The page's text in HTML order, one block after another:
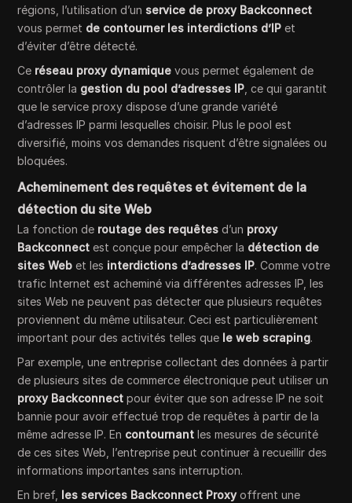
régions, l’utilisation d’un service de proxy Backconnect
vous permet de contourner les interdictions d’IP et
d’éviter d’être détecté.
Ce réseau proxy dynamique vous permet également de
contrôler la gestion du pool d’adresses IP , ce qui garantit
que le service proxy dispose d’une grande variété
d’adresses IP parmi lesquelles choisir. Plus le pool est
diversifié, moins vos demandes risquent d’être signalées ou
bloquées.
Acheminement des requêtes et évitement de la
détection du site Web
La fonction de routage des requêtes d’un proxy
Backconnect est conçue pour empêcher la détection de
sites Web et les interdictions d’adresses IP. Comme votre
trafic Internet est acheminé via différentes adresses IP, les
sites Web ne peuvent pas détecter que plusieurs requêtes
proviennent du même utilisateur. Ceci est particulièrement
important pour des activités telles que le web scraping.
Par exemple, une entreprise collectant des données à partir
de plusieurs sites de commerce électronique peut utiliser un
proxy Backconnect pour éviter que son adresse IP ne soit
bannie pour avoir effectué trop de requêtes à partir de la
même adresse IP. En contournant les mesures de sécurité
de ces sites Web, l’entreprise peut continuer à recueillir des
informations importantes sans interruption.
En bref, les services Backconnect Proxyoffrent une